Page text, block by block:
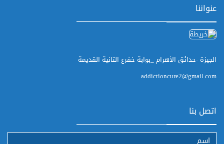
عنواننا
الجيزة -حدائق الأهرام _بوابة خفرع التانية القديمة
addictioncure2@gmail.com
اتصل بنا